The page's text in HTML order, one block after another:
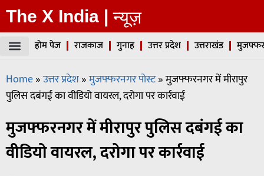
The X India | न्यूज़
होम पेज राजकाज गुनाह उत्तर प्रदेश उत्तराखंड
Home»उत्तर प्रदेश»मुजफ्फरनगर पोस्ट»मुजफ्फरनगर में मीरापुर
पुलिस दबंगई का वीडियो वायरल, दरोगा पर कार्रवाई
मुजफ्फरनगर में मीरापुर पुलिस दबंगई का
वीडियो वायरल, दरोगा पर कार्रवाई